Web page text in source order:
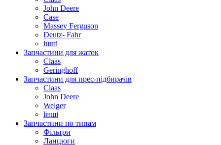
John Deere
Case
Massey Ferguson
Deutz- Fahr
інші
Запчастини для жаток
Claas
Geringhoff
Запчастини для прес-підбирачів
Claas
John Deere
Welger
Інші
Запчастини по типам
Фільтри
Ланцюги